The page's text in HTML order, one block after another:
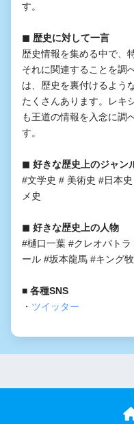
す。
◼︎ 歴史に対して一言
歴史情報を集める中で、
それに関連することを調
は、歴史を裏付けるよう
たくさんあります。レキ
も王道の情報を入念に調
す。
◼︎ 好きな歴史上のジャン
#文学史 # 美術史 #日本
メ史
◼︎ 好きな歴史上の人物
#樋口一葉 #クレオパト
ール #坂本龍馬 #キング
■ 各種SNS
・ ツイッター